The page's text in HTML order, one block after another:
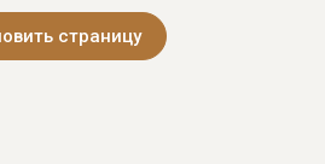
страницу